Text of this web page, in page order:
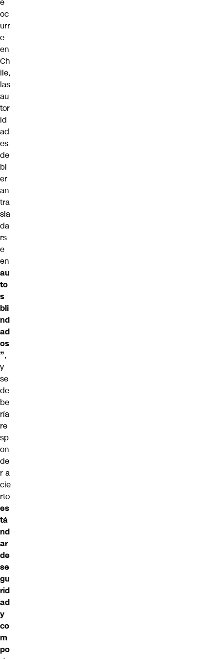
oc
urr
e
en
Ch
ile,
las
au
tor
id
ad
es
de
bi
er
an
tra
sla
da
rs
e
en
au
to
s
bli
nd
ad
os
”,
y
se
de
be
ría
re
sp
on
de
r a
cie
rto
es
tá
nd
ar
de
se
gu
rid
ad
y
co
m
po